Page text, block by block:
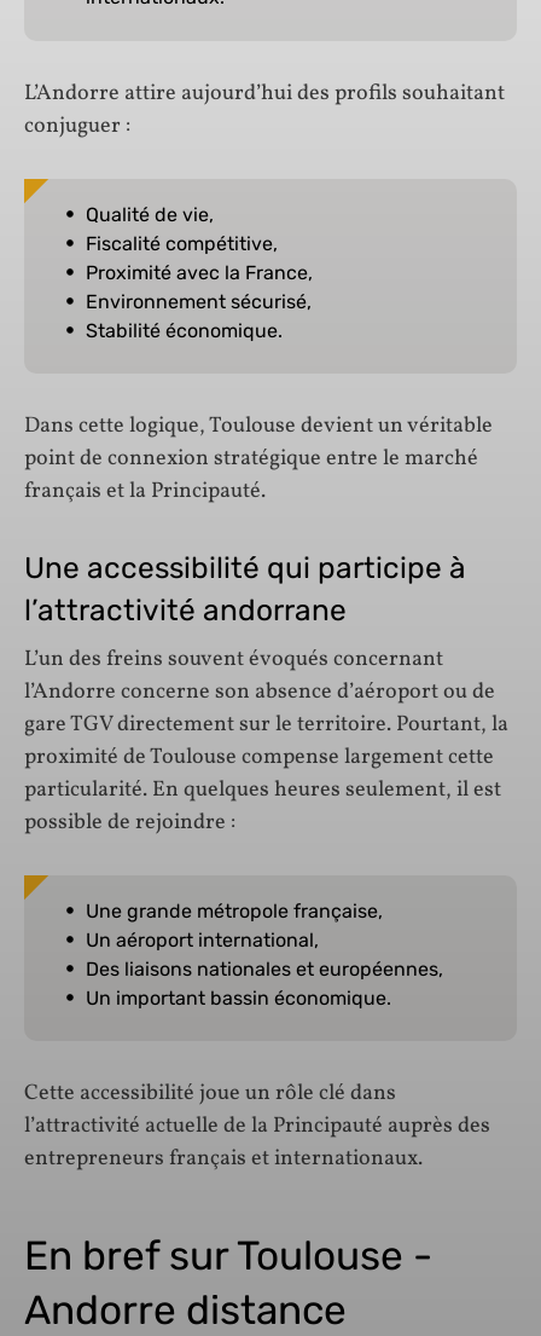
L’Andorre attire aujourd’hui des profils souhaitant
conjuguer :
Qualité de vie,
Fiscalité compétitive,
Proximité avec la France,
Environnement sécurisé,
Stabilité économique.
Dans cette logique, Toulouse devient un véritable
point de connexion stratégique entre le marché
français et la Principauté.
Une accessibilité qui participe à
l’attractivité andorrane
L’un des freins souvent évoqués concernant
l’Andorre concerne son absence d’aéroport ou de
gare TGV directement sur le territoire. Pourtant, la
proximité de Toulouse compense largement cette
particularité. En quelques heures seulement, il est
possible de rejoindre :
Une grande métropole française,
Un aéroport international,
Des liaisons nationales et européennes,
Un important bassin économique.
Cette accessibilité joue un rôle clé dans
l’attractivité actuelle de la Principauté auprès des
entrepreneurs français et internationaux.
En bref sur Toulouse -
Andorre distance